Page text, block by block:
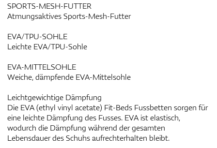
SPORTS-MESH-FUTTER
Atmungsaktives Sports-Mesh-Futter
EVA/TPU-SOHLE
Leichte EVA/TPU-Sohle
EVA-MITTELSOHLE
Weiche, dämpfende EVA-Mittelsohle
Leichtgewichtige Dämpfung
Die EVA (ethyl vinyl acetate) Fit-Beds Fussbetten sorgen für
eine leichte Dämpfung des Fusses. EVA ist elastisch,
wodurch die Dämpfung während der gesamten
Lebensdauer des Schuhs aufrechterhalten bleibt.